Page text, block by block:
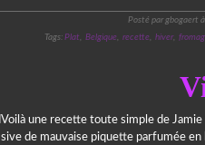
Posté par gbogaert
Tags: Plat, Belgique, recette, hiver,
Voilà une recette toute simple de
sive de mauvaise piquette parfumée